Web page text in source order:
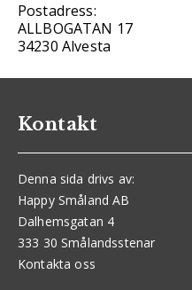
Postadress:
ALLBOGATAN 17
34230 Alvesta
Kontakt
Denna sida drivs av:
Happy Småland AB
Dalhemsgatan 4
333 30 Smålandsstenar
Kontakta oss